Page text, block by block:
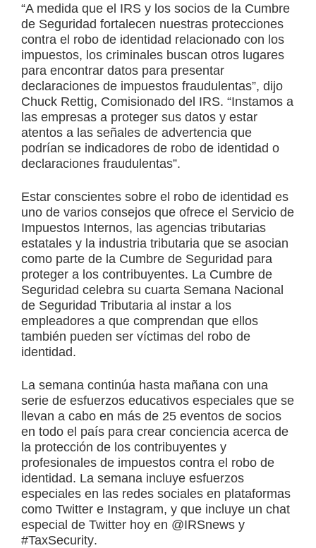
“A medida que el IRS y los socios de la Cumbre
de Seguridad fortalecen nuestras protecciones
contra el robo de identidad relacionado con los
impuestos, los criminales buscan otros lugares
para encontrar datos para presentar
declaraciones de impuestos fraudulentas”, dijo
Chuck Rettig, Comisionado del IRS. “Instamos a
las empresas a proteger sus datos y estar
atentos a las señales de advertencia que
podrían se indicadores de robo de identidad o
declaraciones fraudulentas”.
Estar conscientes sobre el robo de identidad es
uno de varios consejos que ofrece el Servicio de
Impuestos Internos, las agencias tributarias
estatales y la industria tributaria que se asocian
como parte de la Cumbre de Seguridad para
proteger a los contribuyentes. La Cumbre de
Seguridad celebra su cuarta Semana Nacional
de Seguridad Tributaria al instar a los
empleadores a que comprendan que ellos
también pueden ser víctimas del robo de
identidad.
La semana continúa hasta mañana con una
serie de esfuerzos educativos especiales que se
llevan a cabo en más de 25 eventos de socios
en todo el país para crear conciencia acerca de
la protección de los contribuyentes y
profesionales de impuestos contra el robo de
identidad. La semana incluye esfuerzos
especiales en las redes sociales en plataformas
como Twitter e Instagram, y que incluye un chat
especial de Twitter hoy en @IRSnews y
#TaxSecurity.